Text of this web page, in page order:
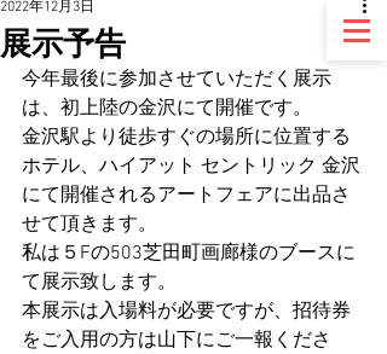
展示予告
2022年12月3日
今年最後に参加させていただく展示
は、初上陸の金沢にて開催です。
金沢駅より徒歩すぐの場所に位置する
ホテル、ハイアット セントリック 金沢
にて開催されるアートフェアに出品さ
せて頂きます。
私は５Fの503芝田町画廊様のブースに
て展示致します。
本展示は入場料が必要ですが、招待券
をご入用の方は山下にご一報くださ